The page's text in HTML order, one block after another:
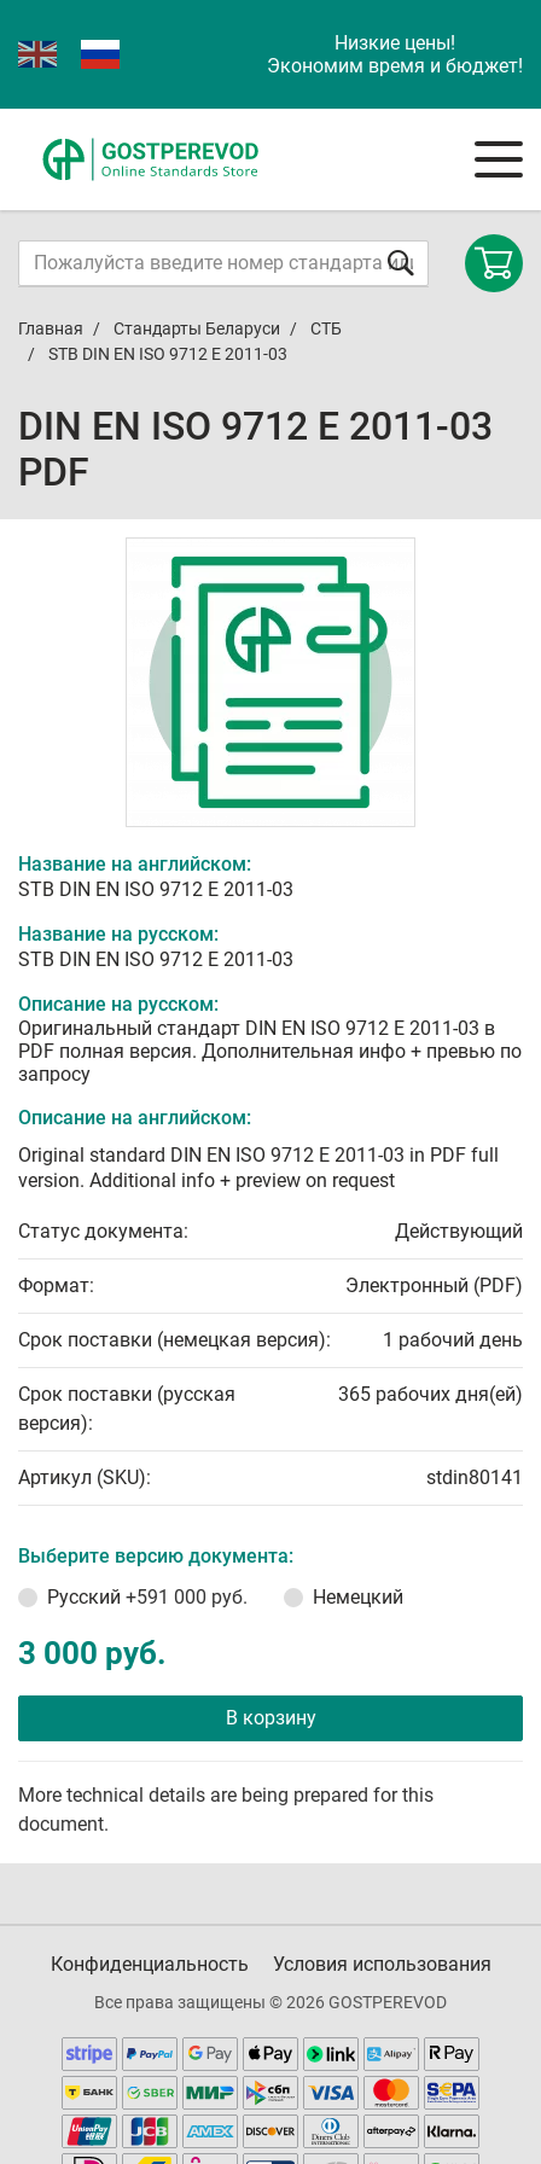
Низкие цены!
Экономим время и бюджет!
Главная Стандарты Беларуси
СТБ
STB DIN EN ISO 9712 E 2011-03
DIN EN ISO 9712 E 2011-03
PDF
Название на английском:
STB DIN EN ISO 9712 E 2011-03
Название на русском:
STB DIN EN ISO 9712 E 2011-03
Описание на русском:
Оригинальный стандарт DIN EN ISO 9712 E 2011-03 в
PDF полная версия. Дополнительная инфо + превью по
запросу
Описание на английском:
Original standard DIN EN ISO 9712 E 2011-03 in PDF full
version. Additional info + preview on request
Статус документа: Действующий
Формат: Электронный (PDF)
Срок поставки (немецкая версия): 1 рабочий день
Срок поставки (русская
версия):
365 рабочих дня(ей)
Артикул (SKU): stdin80141
Выберите версию документа:
Русский +591 000 руб. Немецкий
3 000 руб.
В корзину
More technical details are being prepared for this
document.
Конфиденциальность Условия использования
Все права защищены © 2026 GOSTPEREVOD